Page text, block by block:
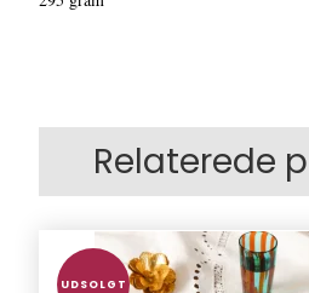
Relaterede
UDSOLGT